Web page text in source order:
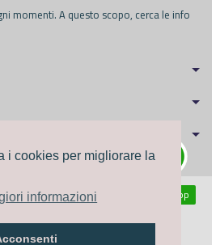
i cookies per migliorare la
informazioni
momenti. A questo scopo, cerca le info
WhatsApp
personal